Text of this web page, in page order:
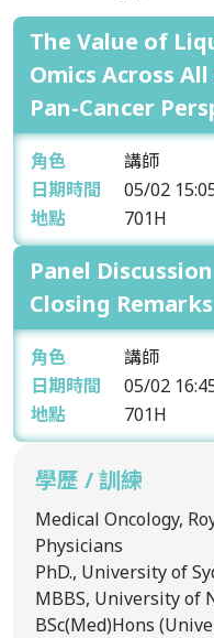
The Value of
Omics Across
Pan-Cancer
角色
講師
日期時間
05/02
地點
701H
Panel
Closing Remarks
角色
講師
日期時間
05/02
地點
701H
學歷 / 訓練
Medical Oncology,
Physicians
PhD., University of
MBBS, University of
BSc(Med)Hons